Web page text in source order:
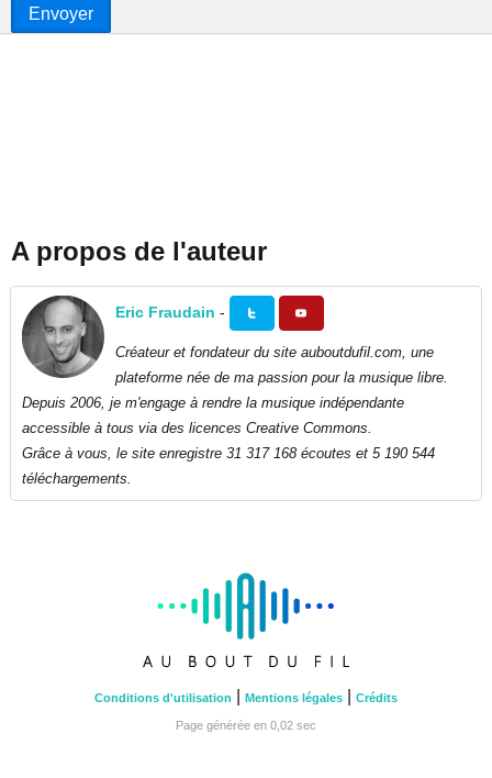
Envoyer
A propos de l'auteur
Eric Fraudain -
Créateur et fondateur du site auboutdufil.com, une
plateforme née de ma passion pour la musique libre.
Depuis 2006, je m'engage à rendre la musique indépendante
accessible à tous via des licences Creative Commons.
Grâce à vous, le site enregistre 31 317 168 écoutes et 5 190 544
téléchargements.
Conditions d'utilisation Mentions légales Crédits
Page générée en 0,02 sec